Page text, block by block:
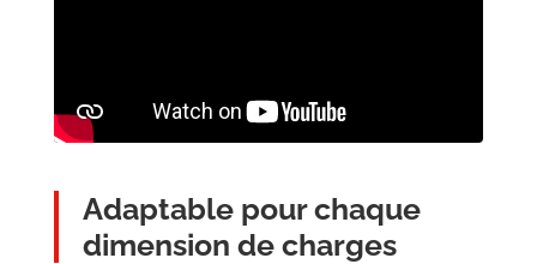
Adaptable pour chaque
dimension de charges